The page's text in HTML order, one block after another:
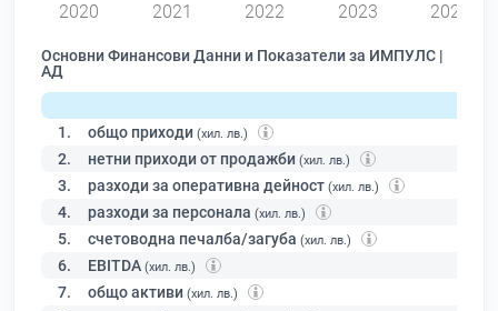
2020 2021 2022 2023 2024
Основни Финансови Данни и Показатели за ИМПУЛС |
АД
1. общо приходи (хил. лв.)
2. нетни приходи от продажби (хил. лв.)
3. разходи за оперативна дейност (хил. лв.)
4. разходи за персонала (хил. лв.)
5. счетоводна печалба/загуба (хил. лв.)
6. EBITDA (хил. лв.)
7. общо активи (хил. лв.)